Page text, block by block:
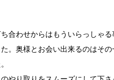
合わせからはもういらっしゃる
。奥様とお会い出来るのはそ